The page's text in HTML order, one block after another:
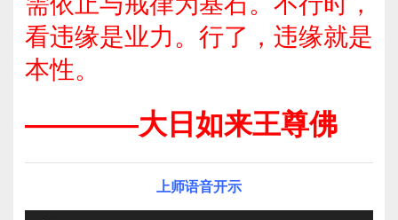
看违缘是业力。行了，违缘就是
本性。
————大日如来王尊佛
上师语音开示